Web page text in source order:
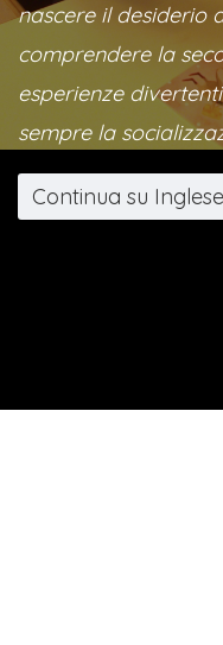
nascere il desiderio
comprendere la
esperienze
sempre la
Continua su